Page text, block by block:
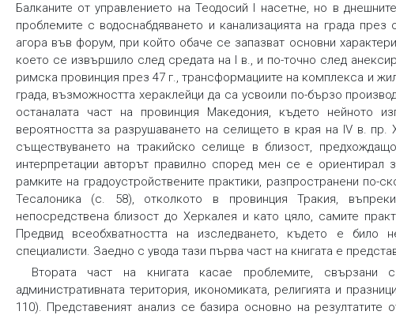
Балканите от управлението на Теодосий I насетне, но в
проблемите с водоснабдяването и канализацията на града
агора във форум, при който обаче се запазват основни
което се извършило след средата на Ι в., и по-точно след
римска провинция през 47 г., трансформациите на комплекса и
града, възможността хераклейци да са усвоили по-бързо
останалата част на провинция Македония, където нейното
вероятността за разрушаването на селището в края на ІV в.
съществуването на тракийско селище в близост,
интерпретации авторът правилно според мен се е ориентирал
рамките на градоустройствените практики, разпространени
Тесалоника (с. 58), отколкото в провинция Тракия,
непосредствена близост до Херкалея и като цяло, самите
Предвид всеобхватността на изследването, където е
специалисти. Заедно с увода тази първа част на книгата е
Втората част на книгата касае проблемите, свързани
административната територия, икономиката, религията и
110). Представеният анализ се базира основно на резултатите